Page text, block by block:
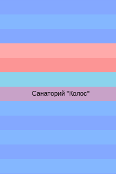
Санаторий "Колос"